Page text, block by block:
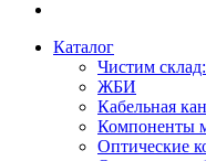
Каталог
Чистим
ЖБИ
Кабельная
Компоненты
Оптические